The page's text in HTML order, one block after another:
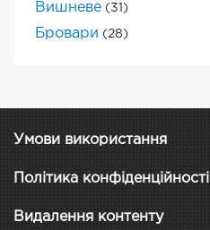
Вишневе (31)
Бровари (28)
Умови використання
Політика конфіденційності
Видалення контенту